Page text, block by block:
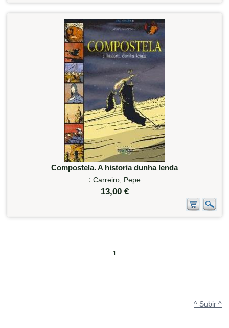
Compostela. A historia dunha lenda
: Carreiro, Pepe
13,00 €
1
^ Subir ^